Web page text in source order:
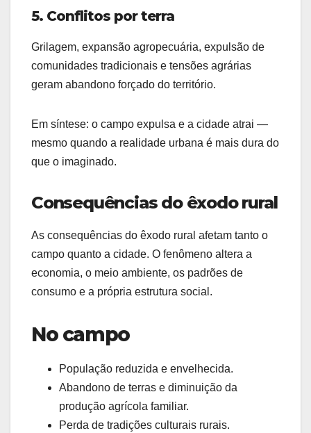
5. Conflitos por terra
Grilagem, expansão agropecuária, expulsão de
comunidades tradicionais e tensões agrárias
geram abandono forçado do território.
Em síntese: o campo expulsa e a cidade atrai —
mesmo quando a realidade urbana é mais dura do
que o imaginado.
Consequências do êxodo rural
As consequências do êxodo rural afetam tanto o
campo quanto a cidade. O fenômeno altera a
economia, o meio ambiente, os padrões de
consumo e a própria estrutura social.
No campo
População reduzida e envelhecida.
Abandono de terras e diminuição da
produção agrícola familiar.
Perda de tradições culturais rurais.